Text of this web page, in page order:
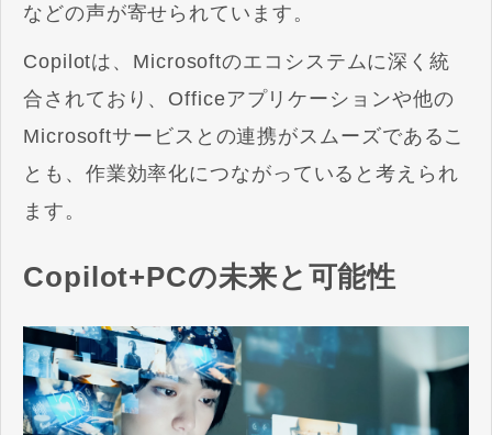
などの声が寄せられています。
Copilotは、Microsoftのエコシステムに深く統
合されており、Officeアプリケーションや他の
Microsoftサービスとの連携がスムーズであるこ
とも、作業効率化につながっていると考えられ
ます。
Copilot+PCの未来と可能性